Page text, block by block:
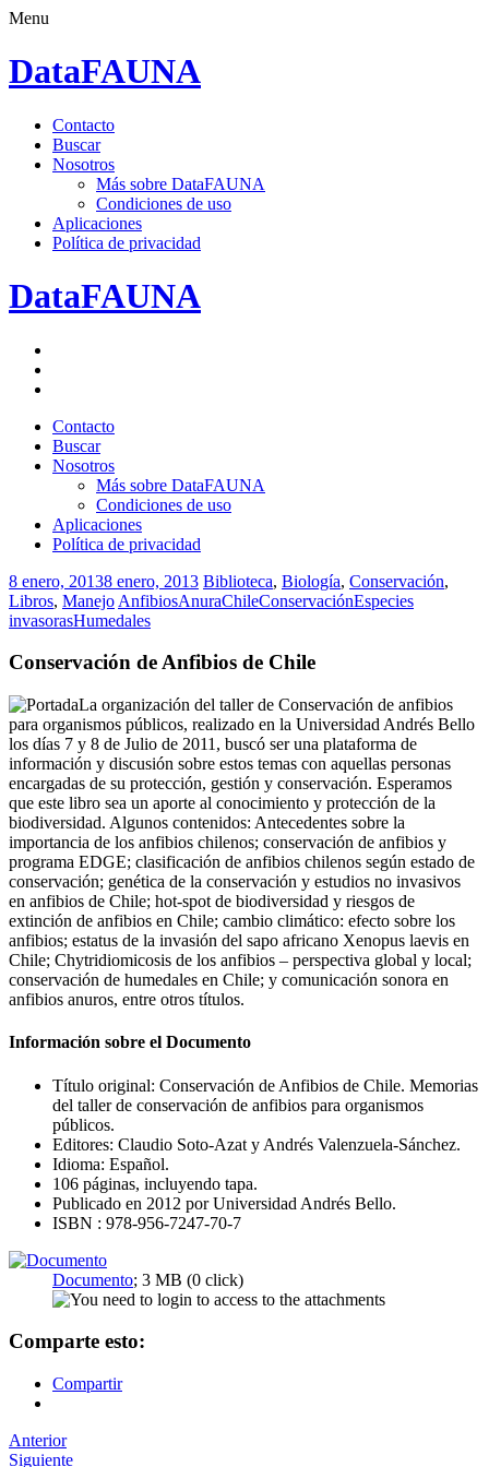
Menu
DataFAUNA
Saltar
contenido.
Contacto
Buscar
Nosotros
Más sobre DataFAUNA
Condiciones de uso
Aplicaciones
Política de privacidad
DataFAUNA
Saltar
contenido.
Contacto
Buscar
Nosotros
Más sobre DataFAUNA
Condiciones de uso
Aplicaciones
Política de privacidad
8 enero, 20138 enero, 2013 Biblioteca, Biología, Conservación,
Libros, Manejo AnfibiosAnuraChileConservaciónEspecies
invasorasHumedales
Conservación de Anfibios de Chile
La organización del taller de Conservación de anfibios
para organismos públicos, realizado en la Universidad Andrés Bello
los días 7 y 8 de Julio de 2011, buscó ser una plataforma de
información y discusión sobre estos temas con aquellas personas
encargadas de su protección, gestión y conservación. Esperamos
que este libro sea un aporte al conocimiento y protección de la
biodiversidad. Algunos contenidos: Antecedentes sobre la
importancia de los anfibios chilenos; conservación de anfibios y
programa EDGE; clasificación de anfibios chilenos según estado de
conservación; genética de la conservación y estudios no invasivos
en anfibios de Chile; hot-spot de biodiversidad y riesgos de
extinción de anfibios en Chile; cambio climático: efecto sobre los
anfibios; estatus de la invasión del sapo africano Xenopus laevis en
Chile; Chytridiomicosis de los anfibios – perspectiva global y local;
conservación de humedales en Chile; y comunicación sonora en
anfibios anuros, entre otros títulos.
Información sobre el Documento
Título original: Conservación de Anfibios de Chile. Memorias
del taller de conservación de anfibios para organismos
públicos.
Editores: Claudio Soto-Azat y Andrés Valenzuela-Sánchez.
Idioma: Español.
106 páginas, incluyendo tapa.
Publicado en 2012 por Universidad Andrés Bello.
ISBN : 978-956-7247-70-7
Documento; 3 MB (0 click)
Comparte esto:
Compartir
Navegador
Anterior
Siguiente